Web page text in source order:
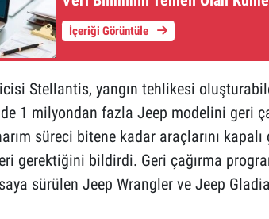
İçeriği Görüntüle
Stellantis, yangın tehlikesi
1 milyondan fazla Jeep modelini geri
süreci bitene kadar araçlarını kapalı
gerektiğini bildirdi. Geri çağırma
sürülen Jeep Wrangler ve Jeep